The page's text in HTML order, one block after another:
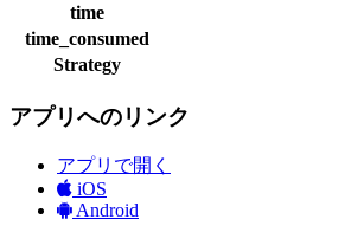
time
time_consumed
Strategy
アプリへのリンク
アプリで開く
iOS
Android